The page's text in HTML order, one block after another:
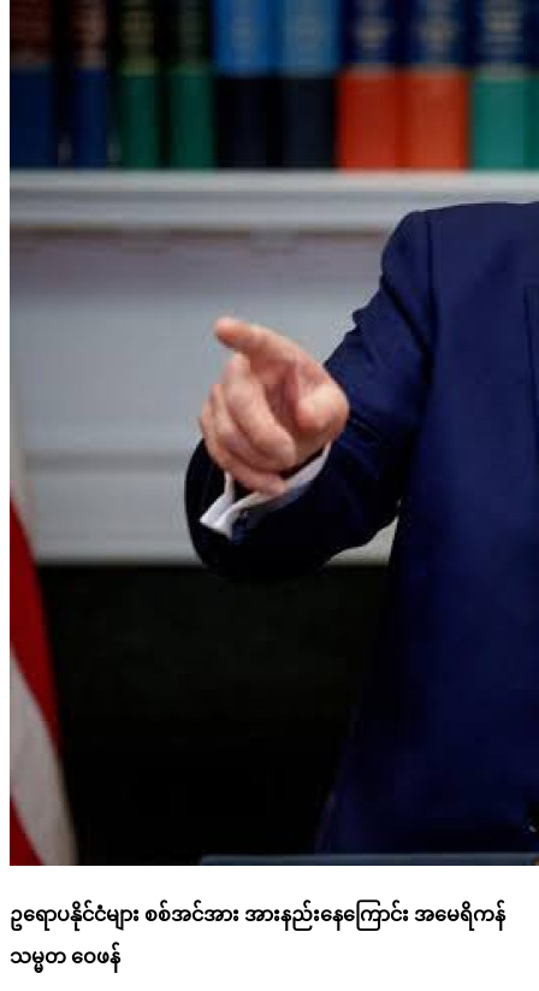
ဥရောပနိုင်ငံများ စစ်အင်အား အားနည်းနေကြောင်း အမေရိကန်
သမ္မတ ဝေဖန်